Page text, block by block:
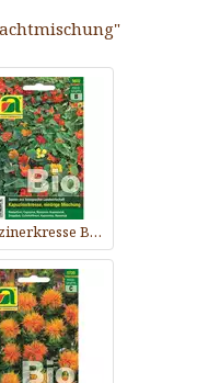
Kapuzinerkresse BIO "Niedrige Mischung"